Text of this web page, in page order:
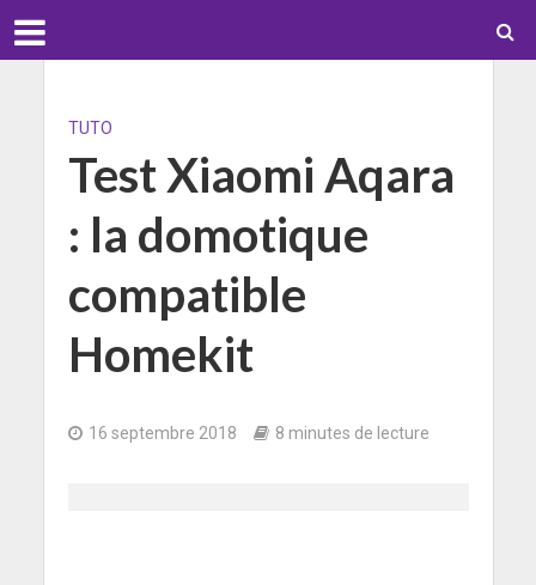
TUTO
Test Xiaomi Aqara
: la domotique
compatible
Homekit
16 septembre 2018 8 minutes de lecture